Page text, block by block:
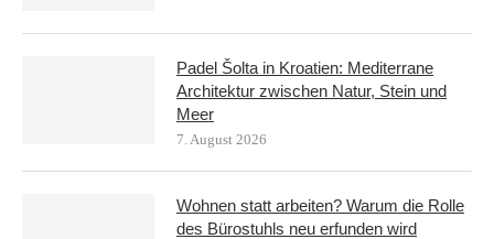
Padel Šolta in Kroatien: Mediterrane
Architektur zwischen Natur, Stein und
Meer
7. August 2026
Wohnen statt arbeiten? Warum die Rolle
des Bürostuhls neu erfunden wird